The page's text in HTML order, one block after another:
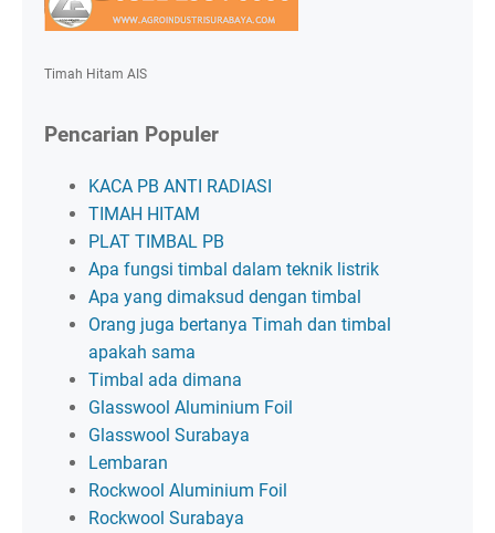
Timah Hitam AIS
Pencarian Populer
KACA PB ANTI RADIASI
TIMAH HITAM
PLAT TIMBAL PB
Apa fungsi timbal dalam teknik listrik
Apa yang dimaksud dengan timbal
Orang juga bertanya Timah dan timbal
apakah sama
Timbal ada dimana
Glasswool Aluminium Foil
Glasswool Surabaya
Lembaran
Rockwool Aluminium Foil
Rockwool Surabaya